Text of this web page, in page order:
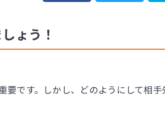
ょう！
です。しかし、どのようにして相手